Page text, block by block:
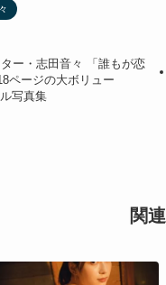
ー・志田音々 「誰もが恋
ページの大ボリュー
写真集
関